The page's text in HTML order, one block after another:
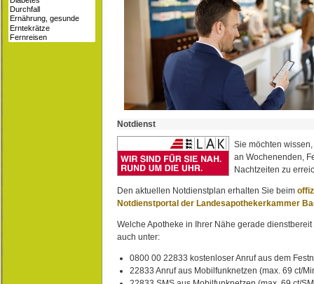
Notdienst
Sie möchten
an Wochenenden,
Nachtzeiten zu
Den aktuellen Notdienstplan erhalten Sie beim
Notdienstportal der Landesapothekerkammer
Welche Apotheke in Ihrer Nähe gerade
auch unter:
0800 00 22833 kostenloser Anruf aus dem
22833 Anruf aus Mobilfunknetzen (max. 69 ct/